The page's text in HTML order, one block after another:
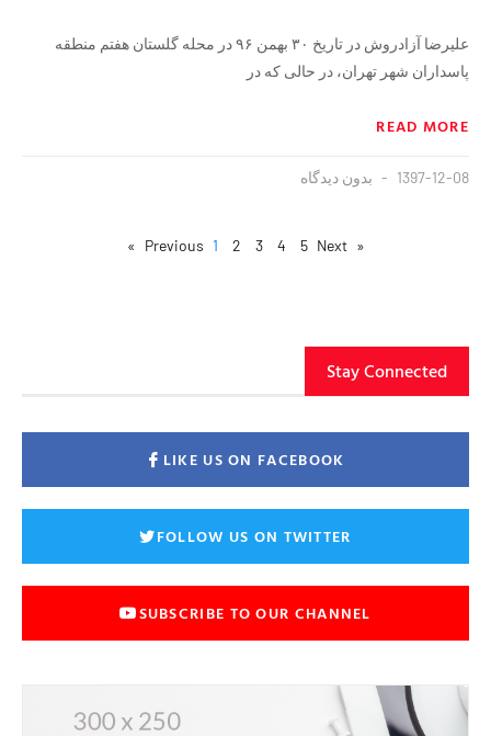
علیرضا آزادروش در تاریخ ۳۰ بهمن ۹۶ در محله گلستان هفتم منطقه
پاسداران شهر تهران، در حالی که در
READ MORE
1397-12-08 بدون دیدگاه
« Previous
1 2 3 4 5 Next »
Stay Connected
LIKE US ON FACEBOOK
FOLLOW US ON TWITTER
SUBSCRIBE TO OUR CHANNEL